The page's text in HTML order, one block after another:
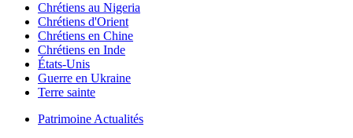
Chrétiens au Nigeria
Chrétiens d'Orient
Chrétiens en Chine
Chrétiens en Inde
États-Unis
Guerre en Ukraine
Terre sainte
Patrimoine Actualités